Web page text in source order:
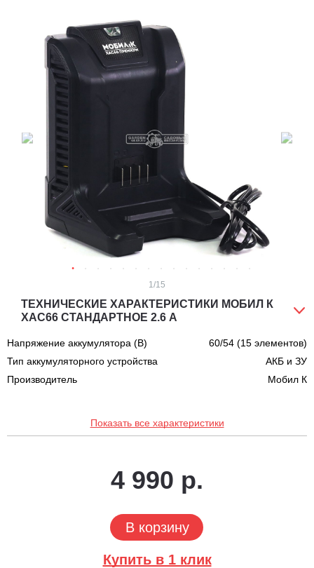
1 /15
ТЕХНИЧЕСКИЕ ХАРАКТЕРИСТИКИ МОБИЛ К
XAC66 СТАНДАРТНОЕ 2.6 А
Напряжение аккумулятора (В)
60/54 (15 элементов)
Тип аккумуляторного устройства
АКБ и ЗУ
Производитель
Мобил К
Показать все характеристики
4 990 р.
В корзину
Купить в 1 клик